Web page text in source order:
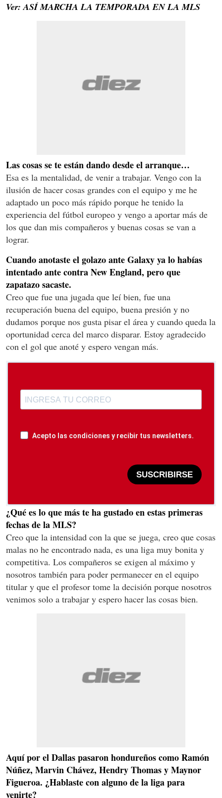
Ver: ASÍ MARCHA LA TEMPORADA EN LA MLS
Las cosas se te están dando desde el arranque…
Esa es la mentalidad, de venir a trabajar. Vengo con la
ilusión de hacer cosas grandes con el equipo y me he
adaptado un poco más rápido porque he tenido la
experiencia del fútbol europeo y vengo a aportar más de
los que dan mis compañeros y buenas cosas se van a
lograr.
Cuando anotaste el golazo ante Galaxy ya lo habías
intentado ante contra New England, pero que
zapatazo sacaste.
Creo que fue una jugada que leí bien, fue una
recuperación buena del equipo, buena presión y no
dudamos porque nos gusta pisar el área y cuando queda la
oportunidad cerca del marco disparar. Estoy agradecido
con el gol que anoté y espero vengan más.
Acepto las condiciones y recibir tus newsletters.
SUSCRIBIRSE
¿Qué es lo que más te ha gustado en estas primeras
fechas de la MLS?
Creo que la intensidad con la que se juega, creo que cosas
malas no he encontrado nada, es una liga muy bonita y
competitiva. Los compañeros se exigen al máximo y
nosotros también para poder permanecer en el equipo
titular y que el profesor tome la decisión porque nosotros
venimos solo a trabajar y espero hacer las cosas bien.
Aquí por el Dallas pasaron hondureños como Ramón
Núñez, Marvin Chávez, Hendry Thomas y Maynor
Figueroa. ¿Hablaste con alguno de la liga para
venirte?